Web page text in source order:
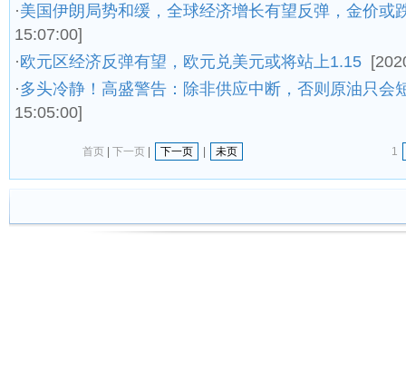
·美国伊朗局势和缓，全球经济增长有望反弹，金价或
15:07:00]
·欧元区经济反弹有望，欧元兑美元或将站上1.15
·多头冷静！高盛警告：除非供应中断，否则原油只会
15:05:00]
首页 下一页 下一页 未页 1